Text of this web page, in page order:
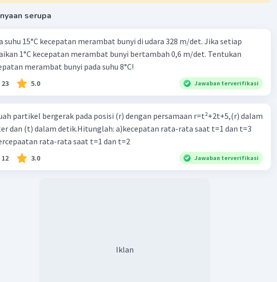
Iklan
serupa
suhu 15°C kecepatan merambat bunyi di udara 328 m/det. Jika setiap
1°C kecepatan merambat bunyi bertambah 0,6 m/det. Tentukan
merambat bunyi pada suhu 8°C!
23 5.0 Jawaban terverifikasi
partikel bergerak pada posisi (r) dengan persamaan r=t²+2t+5,(r) dalam
dan (t) dalam detik.Hitunglah: a)kecepatan rata-rata saat t=1 dan t=3
rata-rata saat t=1 dan t=2
12 3.0 Jawaban terverifikasi
Iklan